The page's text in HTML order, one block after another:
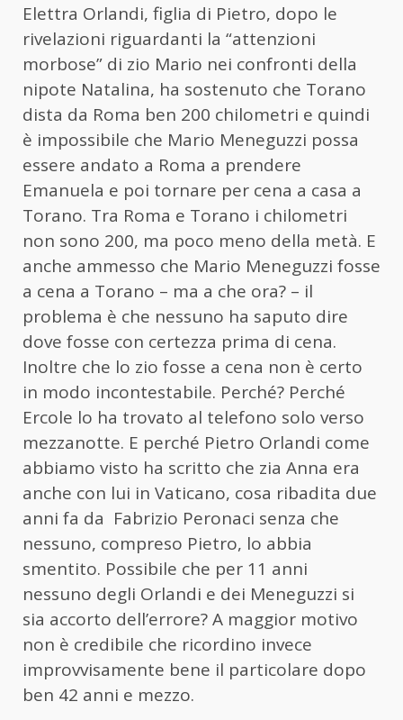
Elettra Orlandi, figlia di Pietro, dopo le
rivelazioni riguardanti la “attenzioni
morbose” di zio Mario nei confronti della
nipote Natalina, ha sostenuto che Torano
dista da Roma ben 200 chilometri e quindi
è impossibile che Mario Meneguzzi possa
essere andato a Roma a prendere
Emanuela e poi tornare per cena a casa a
Torano. Tra Roma e Torano i chilometri
non sono 200, ma poco meno della metà. E
anche ammesso che Mario Meneguzzi fosse
a cena a Torano – ma a che ora? – il
problema è che nessuno ha saputo dire
dove fosse con certezza prima di cena.
Inoltre che lo zio fosse a cena non è certo
in modo incontestabile. Perché? Perché
Ercole lo ha trovato al telefono solo verso
mezzanotte. E perché Pietro Orlandi come
abbiamo visto ha scritto che zia Anna era
anche con lui in Vaticano, cosa ribadita due
anni fa da Fabrizio Peronaci senza che
nessuno, compreso Pietro, lo abbia
smentito. Possibile che per 11 anni
nessuno degli Orlandi e dei Meneguzzi si
sia accorto dell’errore? A maggior motivo
non è credibile che ricordino invece
improvvisamente bene il particolare dopo
ben 42 anni e mezzo.